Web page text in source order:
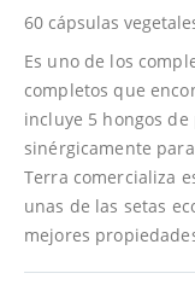
la
galería
imágenes
60 cápsulas
Es uno de los
completos que
incluye 5 hongos
sinérgicamente
Terra comercializa
unas de las setas
mejores